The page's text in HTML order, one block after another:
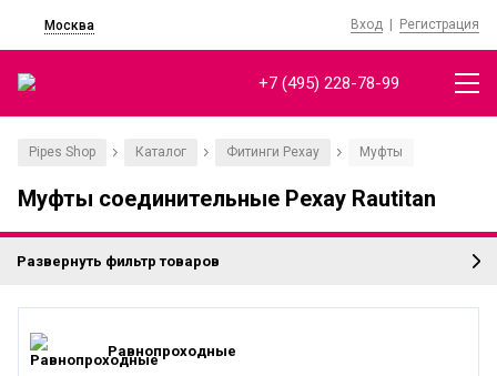
Москва Вход | Регистрация
+7 (495) 228-78-99
Pipes Shop / Каталог / Фитинги Рехау / Муфты
Муфты соединительные Рехау Rautitan
Развернуть фильтр товаров
Равнопроходные